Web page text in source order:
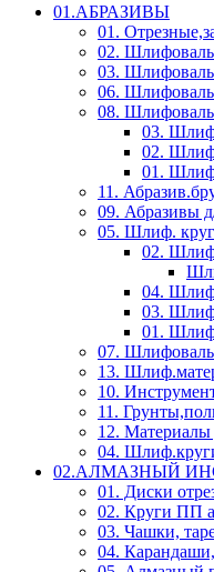
01.АБРАЗИВЫ
01.
02.
03.
06.
08.
03.
02.
01.
11.
09. Абразивы
05. Шлиф.
02.
04.
03.
01.
07.
13.
10.
11.
12. Материалы
04.
02.АЛМАЗНЫЙ
01. Диски
02. Круги ПП
03. Чашки,
04.